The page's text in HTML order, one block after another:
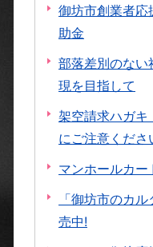
御坊市創業者応
助金
部落差別のない
現を目指して
架空請求ハガキ
にご注意くださ
マンホールカー
「御坊市のカ
売中!